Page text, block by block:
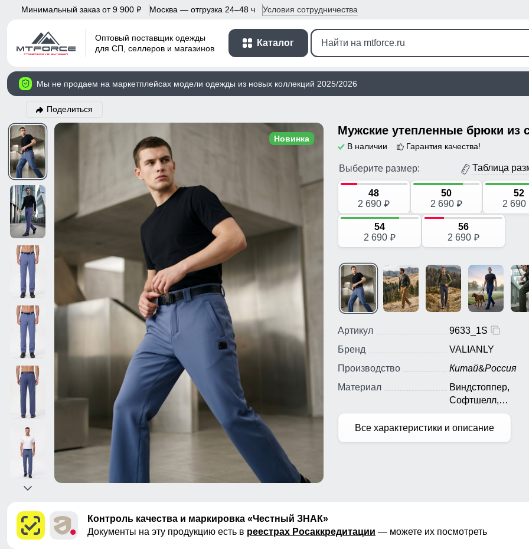
Минимальный заказ от 9 900 p Москва — отгрузка 24–48 ч Условия сотрудничества
Оптовый поставщик одежды
для СП, селлеров и магазинов
Каталог
Мы не продаем на маркетплейсах модели одежды из новых коллекций 2025/2026
Поделиться
Новинка
В наличии Гарантия качества!
Выберите размер: Таблица
48
2 690 p
50
2 690 p
52
2 690
54
2 690 p
56
2 690 p
Артикул
9633_1S
Бренд
VALIANLY
Производство
Китай&Россия
Материал
Виндстоппер,
Софтшелл,
Мембранный
Полиэстер
Все характеристики и описание
Контроль качества и маркировка «Честный ЗНАК»
Документы на эту продукцию есть в реестрах Росаккредитации — можете их посмотреть